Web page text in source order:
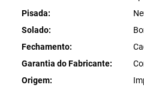
Pisada
Solado
Fechamento
Garantia do Fabricante
Origem